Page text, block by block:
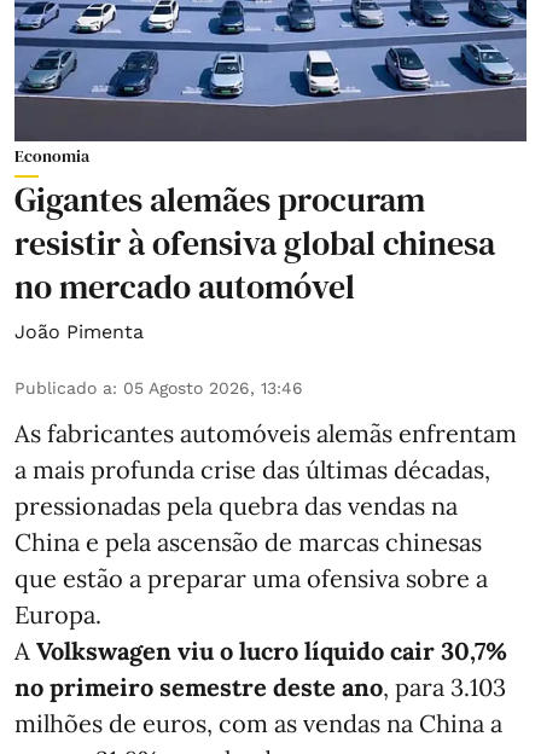
Economia
Gigantes alemães procuram
resistir à ofensiva global chinesa
no mercado automóvel
João Pimenta
Publicado a: 05 Agosto 2026, 13:46
As fabricantes automóveis alemãs enfrentam
a mais profunda crise das últimas décadas,
pressionadas pela quebra das vendas na
China e pela ascensão de marcas chinesas
que estão a preparar uma ofensiva sobre a
Europa.
A Volkswagen viu o lucro líquido cair 30,7%
no primeiro semestre deste ano, para 3.103
milhões de euros, com as vendas na China a